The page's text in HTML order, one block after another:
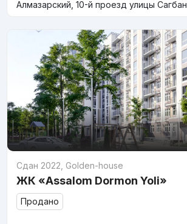
Алмазарский, 10-й проезд улицы Сагбан
Сдан 2022 Golden-house
ЖК «Assalom Dormon Yoli»
Продано